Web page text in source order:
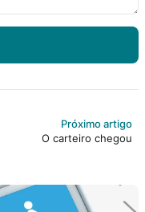
Próximo artigo
O carteiro chegou